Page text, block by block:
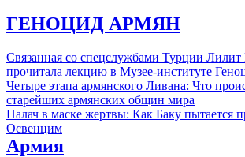
ГЕНОЦИД АРМЯН
Связанная со спецслужбами Турции
прочитала лекцию в Музее-институте
Четыре этапа армянского Ливана: Что
старейших армянских общин мира
Палач в маске жертвы: Как Баку пытается
Освенцим
Армия